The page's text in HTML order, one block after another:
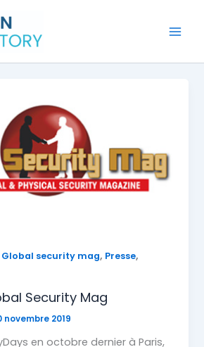
Global security mag, Presse,
Security Mag
novembre 2019
en octobre dernier à Paris,